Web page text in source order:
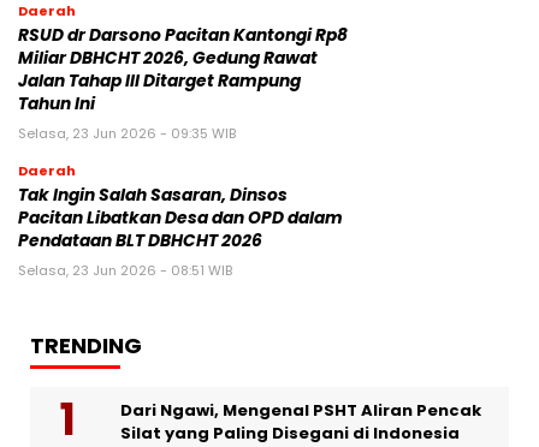
Daerah
RSUD dr Darsono Pacitan Kantongi Rp8
Miliar DBHCHT 2026, Gedung Rawat
Jalan Tahap III Ditarget Rampung
Tahun Ini
Selasa, 23 Jun 2026 - 09:35 WIB
Daerah
Tak Ingin Salah Sasaran, Dinsos
Pacitan Libatkan Desa dan OPD dalam
Pendataan BLT DBHCHT 2026
Selasa, 23 Jun 2026 - 08:51 WIB
TRENDING
Dari Ngawi, Mengenal PSHT Aliran Pencak
Silat yang Paling Disegani di Indonesia